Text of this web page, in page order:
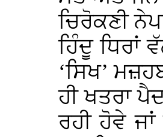
ਚਿਰੋਕਣੀ
ਹਿੰਦੂ ਧਿਰਾਂ
‘ਸਿਖ’
ਹੀ ਖਤਰਾ
ਰਹੀ ਹੋਵੇ